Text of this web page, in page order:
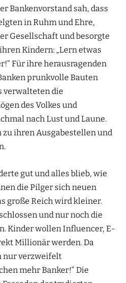
Bankenvorstand sah, dass
in Ruhm und Ehre,
Gesellschaft und besorgte
Kindern: „Lern etwas
Für ihre herausragenden
prunkvolle Bauten
verwalteten die
des Volkes und
nach Lust und Laune.
ihren Ausgabestellen und
gut und alles blieb, wie
die Pilger sich neuen
große Reich wird kleiner.
und nur noch die
Kinder wollen Influencer, E-
Millionär werden. Da
nur verzweifelt
mehr Banker!“ Die